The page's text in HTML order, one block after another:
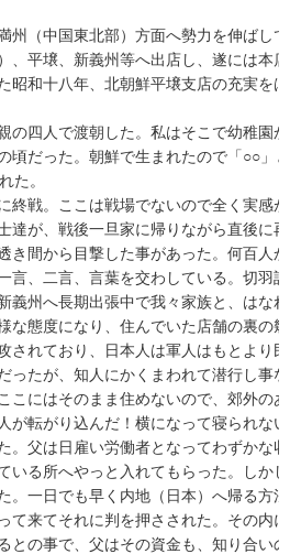
州（中国東北部）方面へ勢力を伸ばし
、平壌、新義州等へ出店し、遂には本
昭和十八年、北朝鮮平壌支店の充実を
の四人で渡朝した。私はそこで幼稚園
頃だった。朝鮮で生まれたので「○○」
た。
終戦。ここは戦場でないので全く実感
達が、戦後一旦家に帰りながら直後に
き間から目撃した事があった。何百人
言、二言、言葉を交わしている。切羽
義州へ長期出張中で我々家族と、はな
な態度になり、住んでいた店舗の裏の
されており、日本人は軍人はもとより
ったが、知人にかくまわれて潜行し事
こにはそのまま住めないので、郊外の
が転がり込んだ！横になって寝られな
。父は日雇い労働者となってわずかな
いる所へやっと入れてもらった。しか
。一日でも早く内地（日本）へ帰る方
て来てそれに判を押さされた。その内
との事で、父はその資金も、知り合い